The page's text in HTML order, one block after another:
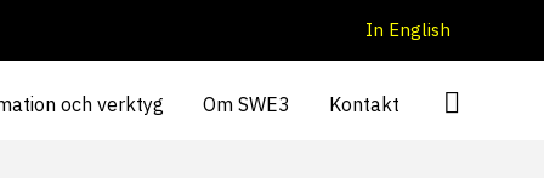
In English
och verktyg Om SWE3 Kontakt